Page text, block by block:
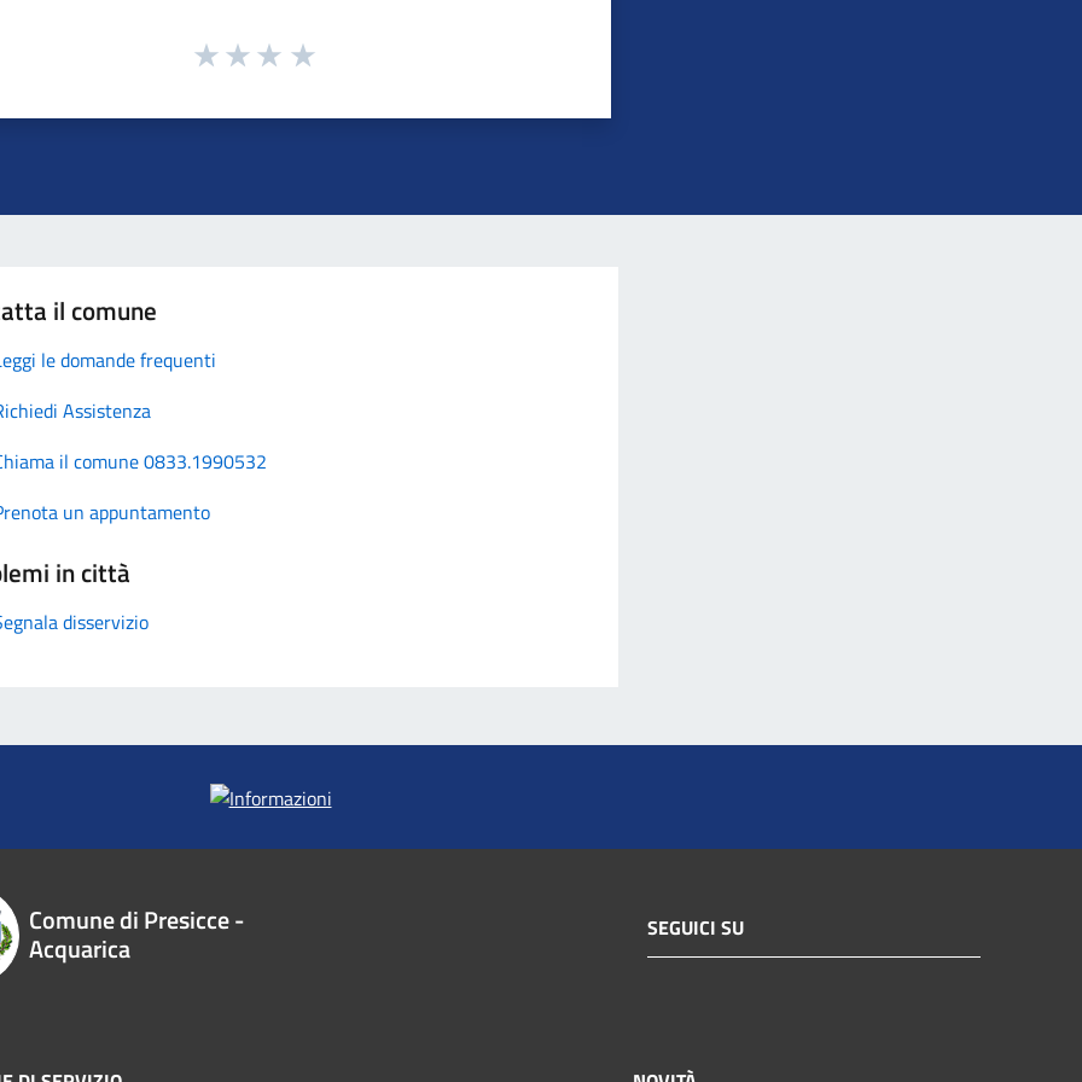
il comune
le domande frequenti
Assistenza
il comune 0833.1990532
un appuntamento
in città
disservizio
Comune di Presicce -
Acquarica
SEGUICI SU